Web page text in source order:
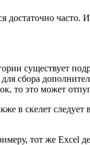
достаточно
существует
сбора
то это может
в скелет
тот же Excel